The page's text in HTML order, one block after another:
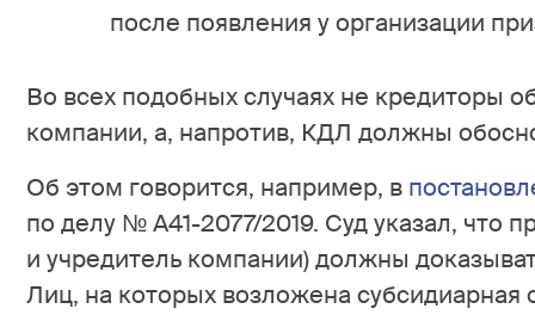
после появления у организации
Во всех подобных случаях не кредиторы
компании, а, напротив, КДЛ должны
Об этом говорится, например, в
по делу № А41-2077/2019. Суд указал, что
и учредитель компании) должны
Лиц, на которых возложена субсидиарная